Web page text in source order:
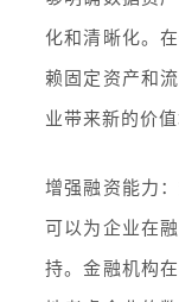
化和清晰化。
赖固定资产和
业带来新的价
增强融资能力
可以为企业在
持。金融机构